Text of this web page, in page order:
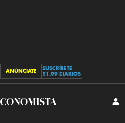
ANÚNCIATE
SUSCRÍBETE
$1.99 DIARIOS
El